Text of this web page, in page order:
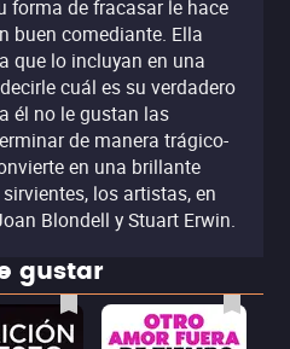
forma de fracasar le hace
buen comediante. Ella
que lo incluyan en una
cuál es su verdadero
él no le gustan las
de manera trágico-
en una brillante
los artistas, en
Blondell y Stuart Erwin.
gustar